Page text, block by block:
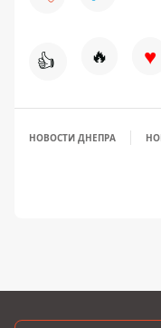
👍 🔥 ♥
НОВОСТИ ДНЕПРА